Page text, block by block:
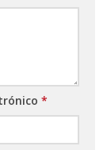
*